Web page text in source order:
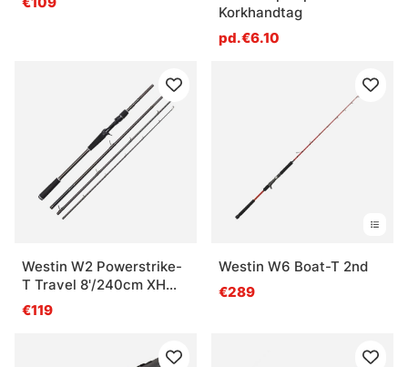
Korkhandtag
pd.€6.10
Westin W2 Powerstrike-
T Travel 8'/240cm XH
60-140G 4Sec
€119
Westin W6 Boat-T 2nd
€289